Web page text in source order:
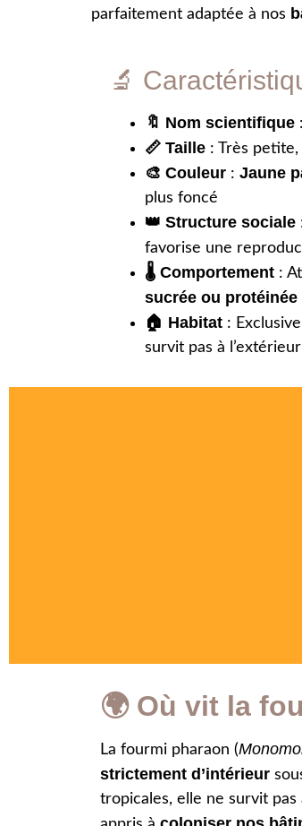
parfaitement adaptée à nos
🔬
🔖 Nom scientifique :
📏 Taille : Très
🎨 Couleur : Jaune
plus foncé
👑 Structure sociale
favorise une
🌡️ Comportement :
sucrée ou protéinée
🏠 Habitat :
survit pas à l’extérieur
🌍 Où vit la
La fourmi pharaon (
strictement d’intérieur
tropicales, elle ne survit pas